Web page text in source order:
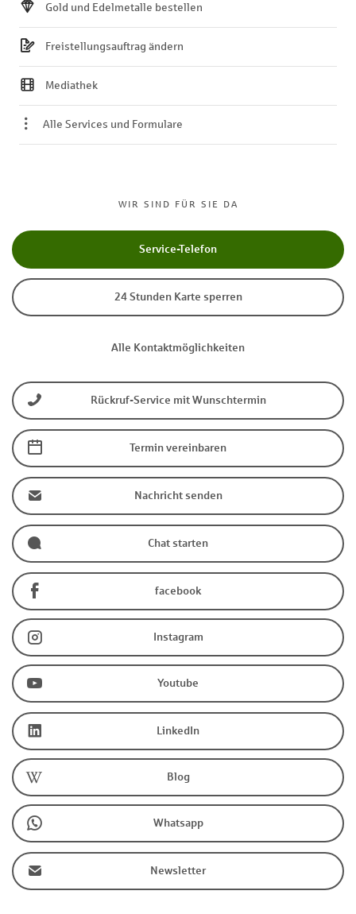
WIR SIND FÜR SIE DA
Service-Telefon
24 Stunden Karte sperren
Alle Kontaktmöglichkeiten
Rückruf-Service mit Wunschtermin
Termin vereinbaren
Nachricht senden
Chat starten
facebook
Instagram
Youtube
LinkedIn
Blog
Whatsapp
Newsletter
Gold und Edelmetalle bestellen
Freistellungsauftrag ändern
Mediathek
Alle Services und Formulare